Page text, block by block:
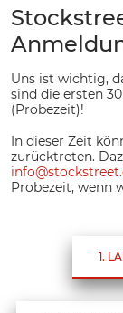
Uns ist wichtig,
sind die ersten
(Probezeit)!
In dieser Zeit
zurücktreten.
info@
Probezeit, wenn
1.